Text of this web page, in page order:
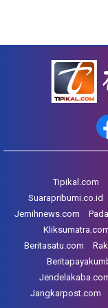
Tipikal.com
Suarapribumi.co.id
Jernihnews.com
Beritasatu.com
Jangkarpost.com